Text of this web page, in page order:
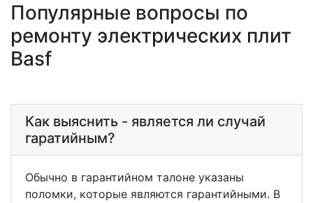
Популярные вопросы по
ремонту электрических плит
Basf
Как выяснить - является ли случай
гаратийным?
Обычно в гарантийном талоне указаны
поломки, которые являются гарантийными. В